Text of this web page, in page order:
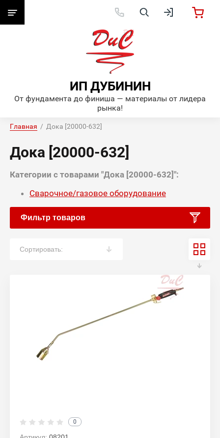
ИП ДУБИНИН
От фундамента до финиша — материалы от лидера
рынка!
Главная
  /  Дока [20000-632]
Дока [20000-632]
Категории с товарами "Дока [20000-632]":
Сварочное/газовое оборудование
Фильтр товаров
Сортировать:
0